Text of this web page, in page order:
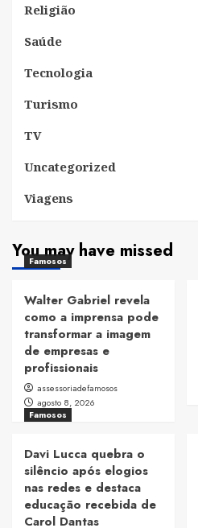
Religião
Saúde
Tecnologia
Turismo
TV
Uncategorized
Viagens
You may have missed
Famosos
Walter Gabriel revela
como a imprensa pode
transformar a imagem
de empresas e
profissionais
assessoriadefamosos
agosto 8, 2026
Famosos
Davi Lucca quebra o
silêncio após elogios
nas redes e destaca
educação recebida de
Carol Dantas